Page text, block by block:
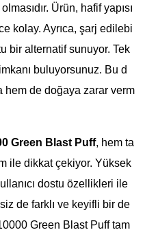
Ürün, hafif yapısı
kolay. Ayrıca, şarj edilebi
bir alternatif sunuyor. Tek
buluyorsunuz. Bu d
hem de doğaya zarar verm
Green Blast Puff, hem ta
ile dikkat çekiyor. Yüksek
dostu özellikleri ile
de farklı ve keyifli bir de
Green Blast Puff tam